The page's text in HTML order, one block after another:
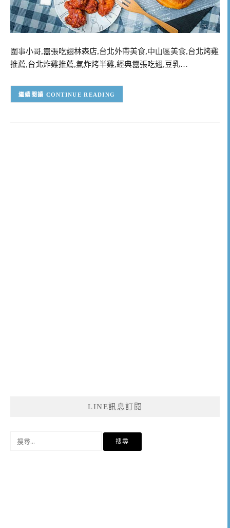
圍事小哥,囂張吃翅林森店,台北外帶美食,中山區美食,台北烤雞
推薦,台北炸雞推薦,氣炸烤半雞,經典囂張吃翅,豆乳…
CONTINUE READING
LINE訊息訂閱